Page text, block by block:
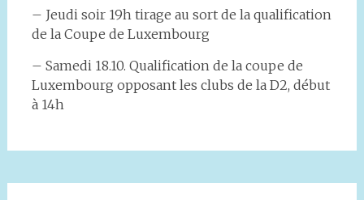
– Jeudi soir 19h tirage au sort de la qualification
de la Coupe de Luxembourg
– Samedi 18.10. Qualification de la coupe de
Luxembourg opposant les clubs de la D2, début
à 14h